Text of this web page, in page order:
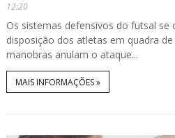
12:20
Os sistemas defensivos do futsal se
disposição dos atletas em quadra
manobras anulam o ataque...
MAIS INFORMAÇÕES »